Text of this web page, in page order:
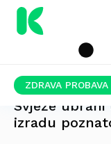
ZDRAVA PROBAVA
Svježe
izradu